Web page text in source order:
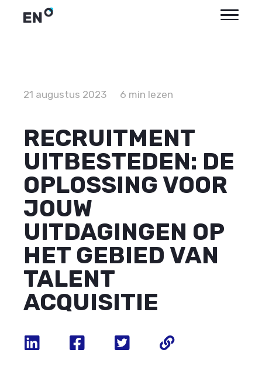
21 augustus 2023 6 min lezen
RECRUITMENT
UITBESTEDEN: DE
OPLOSSING VOOR
JOUW
UITDAGINGEN OP
HET GEBIED VAN
TALENT
ACQUISITIE